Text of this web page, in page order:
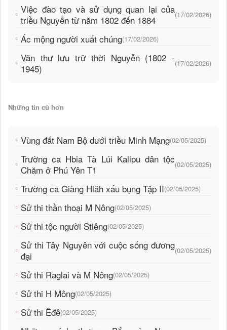
Việc đào tạo và sử dụng quan lại của
triều Nguyễn từ năm 1802 đến 1884
(17/02/2026)
Ác mộng người xuất chúng(17/02/2026)
Văn thư lưu trữ thời Nguyễn (1802 -
1945)
(17/02/2026)
Những tin cũ hơn
Vùng đất Nam Bộ dưới triều Minh Mạng(02/05/2025)
Trường ca Hbia Tà Lúi Kalipu dân tộc
Chăm ở Phú Yên T1
(02/05/2025)
Trường ca Giàng Hlăh xấu bụng Tập II(02/05/2025)
Sử thi thần thoại M Nông(02/05/2025)
Sử thi tộc người Stiêng(02/05/2025)
Sử thi Tây Nguyên với cuộc sống đương
đại
(02/05/2025)
Sử thi Raglai và M Nông(02/05/2025)
Sử thi H Mông(02/05/2025)
Sử thi Êđê(02/05/2025)